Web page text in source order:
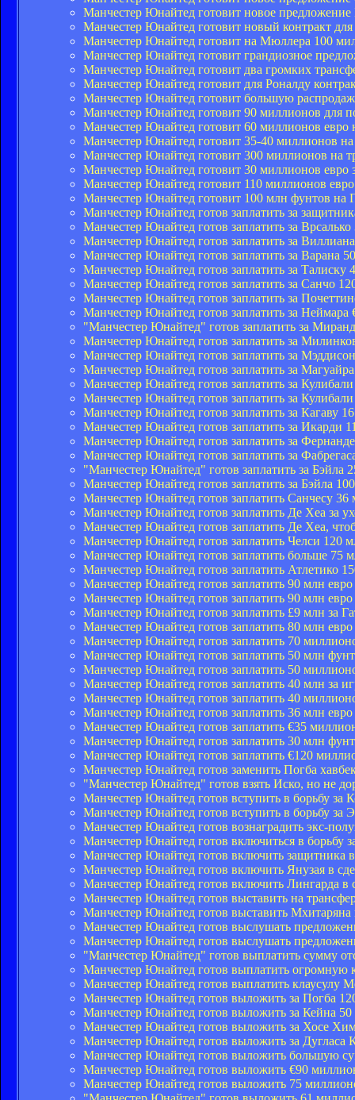
Манчестер Юнайтед готовит новое
Манчестер Юнайтед готовит новый контракт
Манчестер Юнайтед готовит на Мюллера 100
Манчестер Юнайтед готовит грандиозное
Манчестер Юнайтед готовит два громких
Манчестер Юнайтед готовит для Роналду
Манчестер Юнайтед готовит большую
Манчестер Юнайтед готовит 90 миллионов для
Манчестер Юнайтед готовит 60 миллионов
Манчестер Юнайтед готовит 35-40 миллионов
Манчестер Юнайтед готовит 300 миллионов на
Манчестер Юнайтед готовит 30 миллионов евро
Манчестер Юнайтед готовит 110 миллионов
Манчестер Юнайтед готовит 100 млн фунтов на
Манчестер Юнайтед готов заплатить за
Манчестер Юнайтед готов заплатить за
Манчестер Юнайтед готов заплатить за
Манчестер Юнайтед готов заплатить за Варана
Манчестер Юнайтед готов заплатить за
Манчестер Юнайтед готов заплатить за Санчо
Манчестер Юнайтед готов заплатить за
Манчестер Юнайтед готов заплатить за
"Манчестер Юнайтед" готов заплатить за
Манчестер Юнайтед готов заплатить за
Манчестер Юнайтед готов заплатить за
Манчестер Юнайтед готов заплатить за
Манчестер Юнайтед готов заплатить за
Манчестер Юнайтед готов заплатить за
Манчестер Юнайтед готов заплатить за Кагаву
Манчестер Юнайтед готов заплатить за Икарди
Манчестер Юнайтед готов заплатить за
Манчестер Юнайтед готов заплатить за
"Манчестер Юнайтед" готов заплатить за Бэйла
Манчестер Юнайтед готов заплатить за Бэйла
Манчестер Юнайтед готов заплатить Санчесу
Манчестер Юнайтед готов заплатить Де Хеа за
Манчестер Юнайтед готов заплатить Де Хеа,
Манчестер Юнайтед готов заплатить Челси 120
Манчестер Юнайтед готов заплатить больше 75
Манчестер Юнайтед готов заплатить Атлетико
Манчестер Юнайтед готов заплатить 90 млн евро
Манчестер Юнайтед готов заплатить 90 млн евро
Манчестер Юнайтед готов заплатить £9 млн за
Манчестер Юнайтед готов заплатить 80 млн евро
Манчестер Юнайтед готов заплатить 70
Манчестер Юнайтед готов заплатить 50 млн
Манчестер Юнайтед готов заплатить 50
Манчестер Юнайтед готов заплатить 40 млн за
Манчестер Юнайтед готов заплатить 40
Манчестер Юнайтед готов заплатить 36 млн
Манчестер Юнайтед готов заплатить €35
Манчестер Юнайтед готов заплатить 30 млн
Манчестер Юнайтед готов заплатить €120
Манчестер Юнайтед готов заменить Погба
"Манчестер Юнайтед" готов взять Иско, но не
Манчестер Юнайтед готов вступить в борьбу за
Манчестер Юнайтед готов вступить в борьбу за
Манчестер Юнайтед готов вознаградить экс-
Манчестер Юнайтед готов включиться в борьбу
Манчестер Юнайтед готов включить защитника
Манчестер Юнайтед готов включить Янузая в
Манчестер Юнайтед готов включить Лингарда в
Манчестер Юнайтед готов выставить на
Манчестер Юнайтед готов выставить Мхитаряна
Манчестер Юнайтед готов выслушать
Манчестер Юнайтед готов выслушать
"Манчестер Юнайтед" готов выплатить сумму
Манчестер Юнайтед готов выплатить огромную
Манчестер Юнайтед готов выплатить клаусулу
Манчестер Юнайтед готов выложить за Погба
Манчестер Юнайтед готов выложить за Кейна
Манчестер Юнайтед готов выложить за Хосе
Манчестер Юнайтед готов выложить за Дугласа
Манчестер Юнайтед готов выложить большую
Манчестер Юнайтед готов выложить €90
Манчестер Юнайтед готов выложить 75